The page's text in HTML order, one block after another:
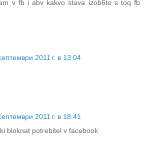
v fb i abv kakvo stava izob6to s toq fb
2011 г. в 13:04
2011 г. в 18:41
bloknat potrebitel v facebook